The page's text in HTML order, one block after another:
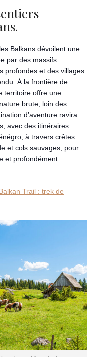
Balkans dévoilent une
par des massifs
profondes et des villages
À la frontière de
territoire offre une
brute, loin des
d’aventure ravira
avec des itinéraires
à travers crêtes
et cols sauvages, pour
et profondément
Balkan Trail : trek de